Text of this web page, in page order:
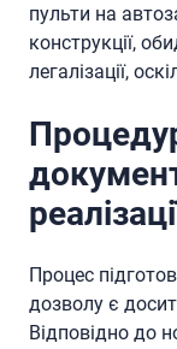
пульти на
конструкції,
легалізації,
Процес
дозволу є
Відповідно до